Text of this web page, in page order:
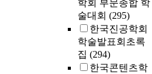
학회 부문종합 학
술대회 (295)
한국진공학회
학술발표회초록
집 (294)
한국콘텐츠학